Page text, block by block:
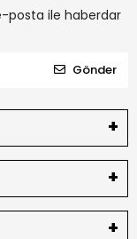
posta ile haberdar
Gönder